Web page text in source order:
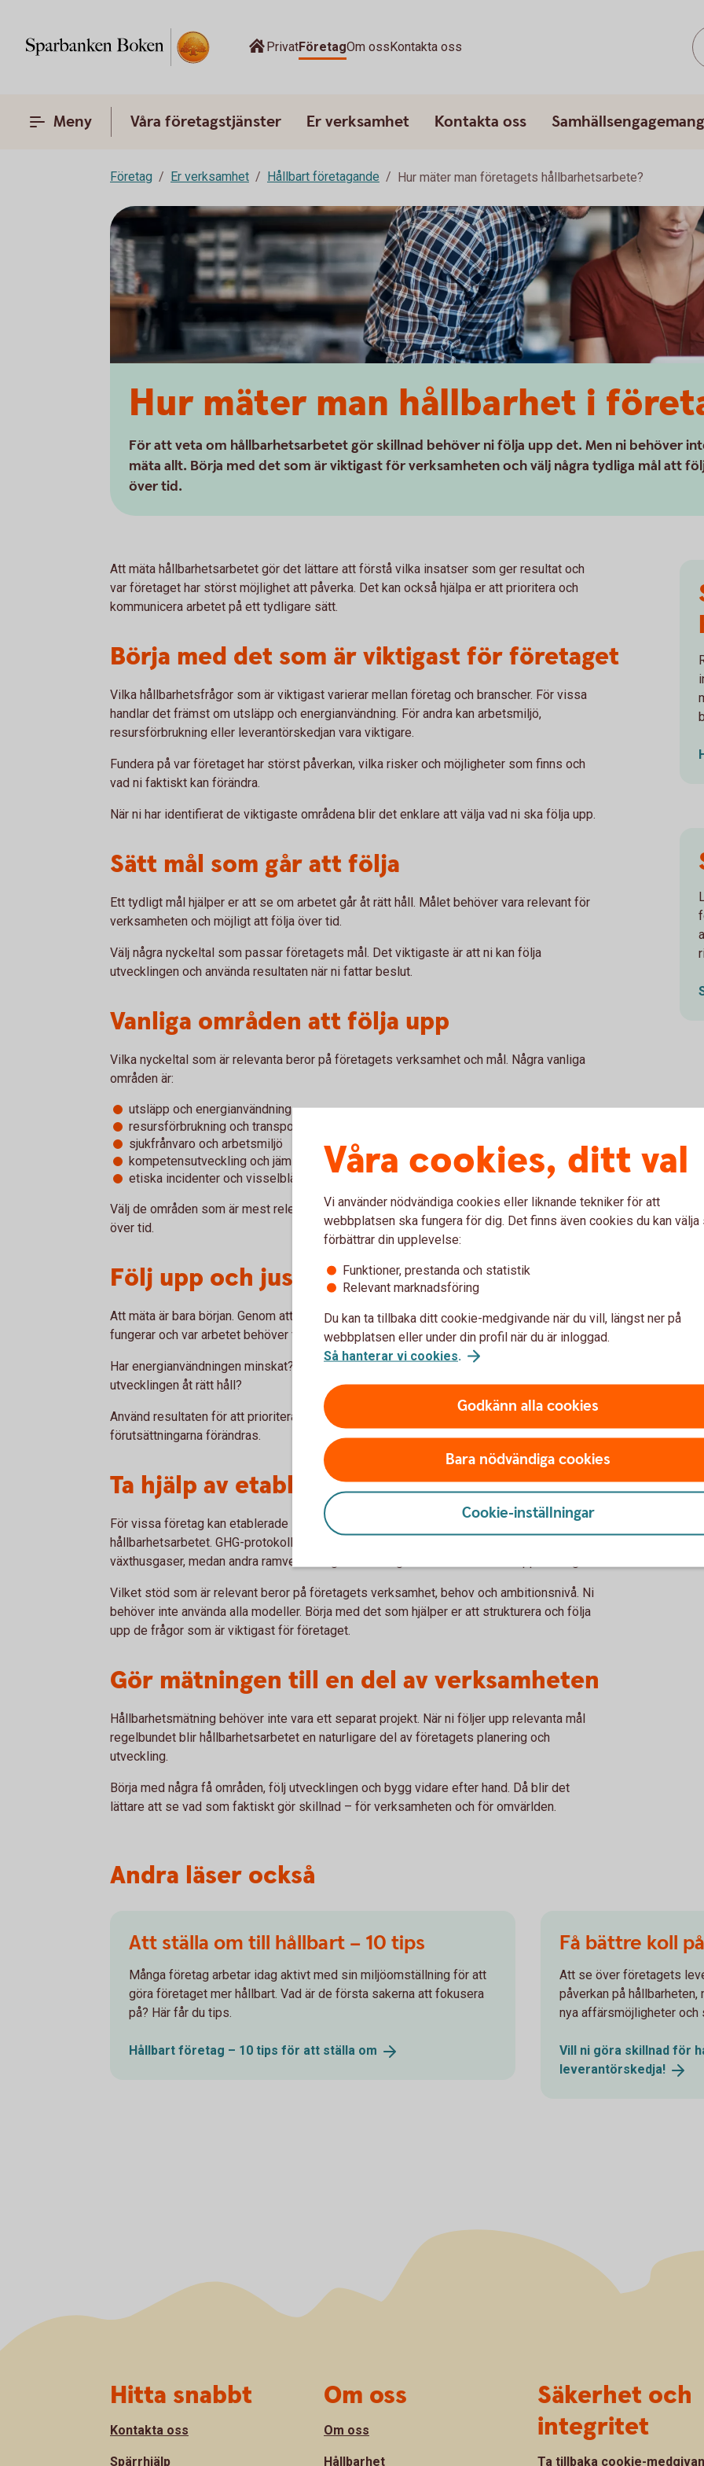
PrivatFöretagOm ossKontakta oss
Meny Våra företagstjänster Er verksamhet Kontakta oss Samhällsengagemang
Företag Er verksamhet Hållbart företagande Hur mäter man företagets hållbarhetsarbete?
Hur mäter man hållbarhet i
För att veta om hållbarhetsarbetet gör skillnad behöver ni följa upp det. Men ni behöver
mäta allt. Börja med det som är viktigast för verksamheten och välj några tydliga mål att
över tid.
Att mäta hållbarhetsarbetet gör det lättare att förstå vilka insatser som ger resultat och
var företaget har störst möjlighet att påverka. Det kan också hjälpa er att prioritera och
kommunicera arbetet på ett tydligare sätt.
Börja med det som är viktigast för företaget
Vilka hållbarhetsfrågor som är viktigast varierar mellan företag och branscher. För vissa
handlar det främst om utsläpp och energianvändning. För andra kan arbetsmiljö,
resursförbrukning eller leverantörskedjan vara viktigare.
Fundera på var företaget har störst påverkan, vilka risker och möjligheter som finns och
vad ni faktiskt kan förändra.
När ni har identifierat de viktigaste områdena blir det enklare att välja vad ni ska följa upp.
Sätt mål som går att följa
Ett tydligt mål hjälper er att se om arbetet går åt rätt håll. Målet behöver vara relevant för
verksamheten och möjligt att följa över tid.
Välj några nyckeltal som passar företagets mål. Det viktigaste är att ni kan följa
utvecklingen och använda resultaten när ni fattar beslut.
Vanliga områden att följa upp
Vilka nyckeltal som är relevanta beror på företagets verksamhet och mål. Några vanliga
områden är:
utsläpp och energianvändning
resursförbrukning och transporter
sjukfrånvaro och arbetsmiljö
kompetensutveckling och jämställdhet
etiska incidenter och visselblåsning
Välj de områden som är mest relevanta för er verksamhet och sätt mål som går att följa
över tid.
Följ upp och justera
Att mäta är bara början. Genom att följa upp resultaten regelbundet kan ni se vad som
fungerar och var arbetet behöver förändras.
Har energianvändningen minskat? Har en investering gett den effekt ni räknade med? Går
utvecklingen åt rätt håll?
Använd resultaten för att prioritera nästa steg och justera målen när verksamheten eller
förutsättningarna förändras.
Ta hjälp av etablerade ramverk
För vissa företag kan etablerade standarder och ramverk vara ett stöd i
hållbarhetsarbetet. GHG-protokollet kan till exempel användas för att beräkna utsläpp av
växthusgaser, medan andra ramverk kan ge stöd kring hållbarhetsmål och rapportering.
Vilket stöd som är relevant beror på företagets verksamhet, behov och ambitionsnivå. Ni
behöver inte använda alla modeller. Börja med det som hjälper er att strukturera och följa
upp de frågor som är viktigast för företaget.
Gör mätningen till en del av verksamheten
Hållbarhetsmätning behöver inte vara ett separat projekt. När ni följer upp relevanta mål
regelbundet blir hållbarhetsarbetet en naturligare del av företagets planering och
utveckling.
Börja med några få områden, följ utvecklingen och bygg vidare efter hand. Då blir det
lättare att se vad som faktiskt gör skillnad – för verksamheten och för omvärlden.
Andra läser också
Att ställa om till hållbart – 10 tips
Många företag arbetar idag aktivt med sin miljöomställning för att
göra företaget mer hållbart. Vad är de första sakerna att fokusera
på? Här får du tips.
Hållbart företag – 10 tips för att ställa om
Få bättre koll
Att se över företagets
påverkan på
nya affärsmöjligheter och
Vill ni göra skillnad för
leverantörskedja!
Våra cookies, ditt val
Vi använder nödvändiga cookies eller liknande tekniker för att
webbplatsen ska fungera för dig. Det finns även cookies du kan välja
förbättrar din upplevelse:
Funktioner, prestanda och statistik
Relevant marknadsföring
Du kan ta tillbaka ditt cookie-medgivande när du vill, längst ner på
webbplatsen eller under din profil när du är inloggad.
Så hanterar vi cookies.
Godkänn alla cookies
Bara nödvändiga cookies
Cookie-inställningar
Hitta snabbt
Kontakta oss
Spärrhjälp
Om oss
Om oss
Hållbarhet
Säkerhet och
integritet
Ta tillbaka cookie-